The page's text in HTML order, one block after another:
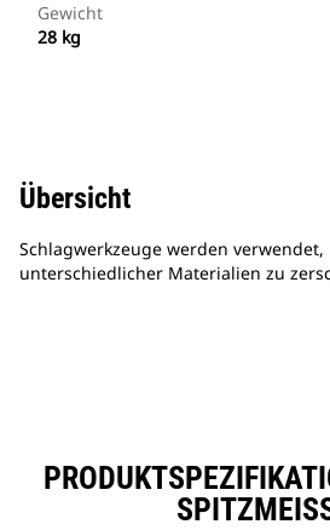
Gewicht
28 kg
Übersicht
Schlagwerkzeuge werden verwendet,
unterschiedlicher Materialien zu